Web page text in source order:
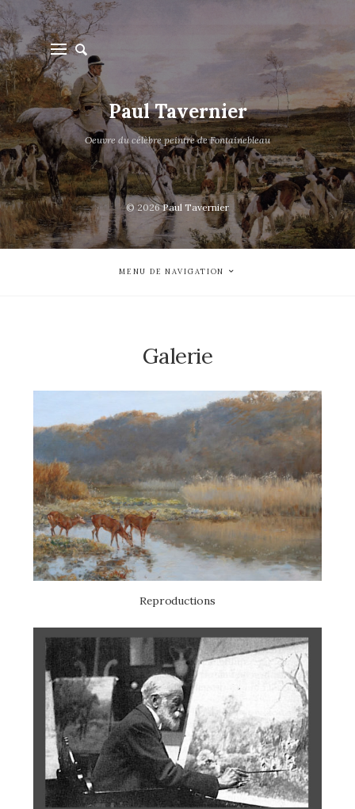
Paul Tavernier
Oeuvre du célèbre peintre de Fontainebleau
© 2026Paul Tavernier
MENU DE NAVIGATION
Galerie
Reproductions